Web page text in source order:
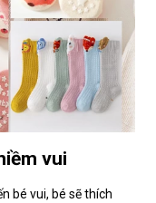
vui
bé vui, bé sẽ thích